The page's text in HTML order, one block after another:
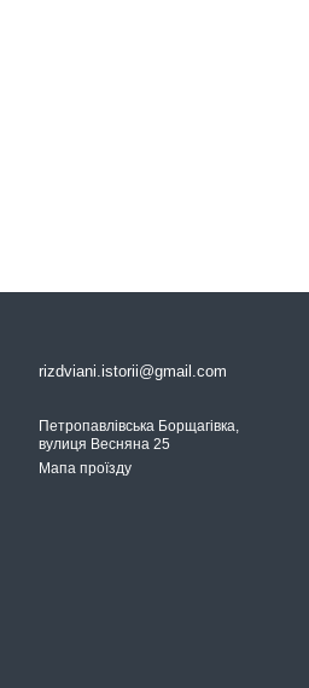
rizdviani.istorii@gmail.com
Петропавлівська Борщагівка,
вулиця Весняна 25
Мапа проїзду